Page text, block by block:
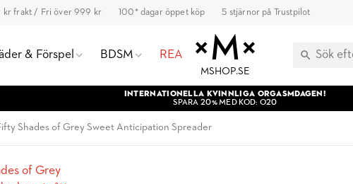
kr frakt / Fri över 999 kr 100* dagar öppet köp 5 stjärnor på Trustpilot
& Förspel BDSM REA
MSHOP.SE
INTERNATIONELLA KVINNLIGA ORGASMDAGEN!
SPARA 20% MED KOD: O20
Shades of Grey Sweet Anticipation Spreader
of Grey